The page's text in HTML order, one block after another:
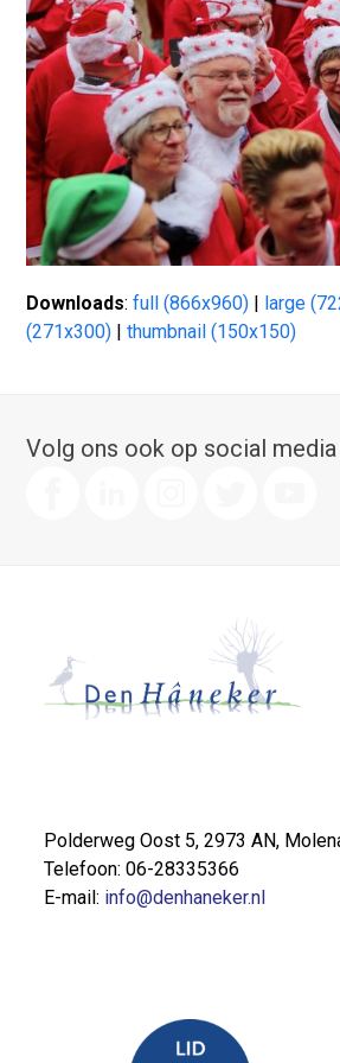
Downloads:full (866x960) | large
(271x300) |thumbnail (150x150)
Volg ons ook op social media
Polderweg Oost 5, 2973 AN,
Telefoon: 06-28335366
E-mail: info@denhaneker.nl